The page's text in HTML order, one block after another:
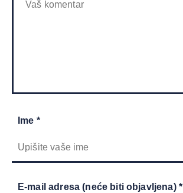
Ime *
E-mail adresa (neće biti objavljena) *